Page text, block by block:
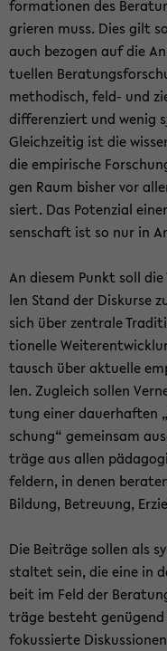
for­ma­tio­nen des
grie­ren muss. Dies gilt
auch be­zo­gen auf die
tu­el­len
me­tho­disch, feld- und
dif­fe­ren­ziert und wenig
Gleich­zei­tig ist die
die em­pi­ri­sche
gen Raum bis­her vor
siert. Das Po­ten­zi­al
sen­schaft ist so nur in
An die­sem Punkt soll
len Stand der Dis­kur­se
sich über zen­tra­le
tio­nel­le
tausch über ak­tu­el­le
len. Zu­gleich sol­len
tung einer dau­er­haf­ten
schung“ ge­mein­sam
trä­ge aus allen
fel­dern, in denen
Bil­dung, Be­treu­ung,
Die Bei­trä­ge sol­len als
stal­tet sein, die eine in
beit im Feld der
trä­ge be­steht
fo­kus­sier­te